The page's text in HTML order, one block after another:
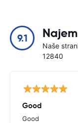
9.1
Naše
12840
Good
Good